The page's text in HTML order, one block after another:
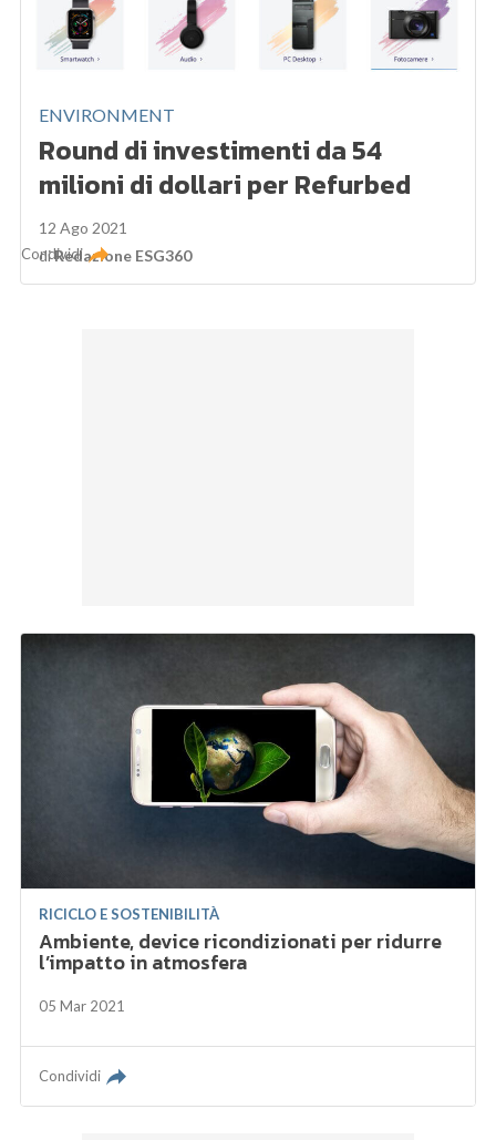
ENVIRONMENT
Round di investimenti da 54
milioni di dollari per Refurbed
12 Ago 2021
diRedazione ESG360
Condividi
RICICLO E SOSTENIBILITÀ
Ambiente, device ricondizionati per ridurre
l’impatto in atmosfera
05 Mar 2021
Condividi